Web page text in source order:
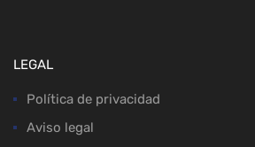
LEGAL
Política de privacidad
Aviso legal